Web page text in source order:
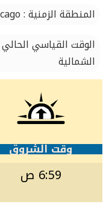
المنطقة الزمنية : America/Chicago
الوقت القياسي
الشمالية
وقت الشروق
6:59 ص